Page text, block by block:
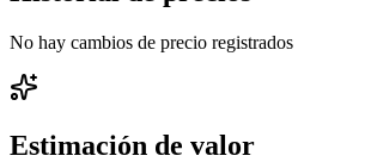
No hay cambios de precio registrados
Estimación de valor